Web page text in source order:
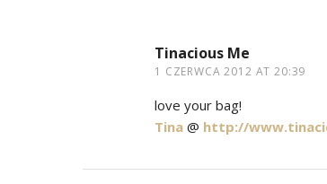
Tinacious Me
1 CZERWCA 2012 AT 20:39
love your bag!
Tina @ http://